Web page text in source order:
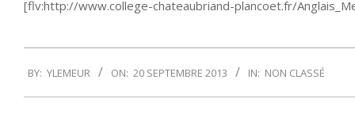
[flv:http://www.college-chateaubriand-plancoet.fr/
09-
20
BY: YLEMEUR ON: 20 SEPTEMBRE 2013 IN: NON CLASSÉ